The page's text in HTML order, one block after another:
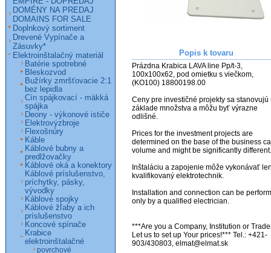
Popis k tovaru
Prázdna Krabica LAVA line Pp/t-3,
100x100x62, pod omietku s viečkom,
(KO100)
Ceny pre investičné projekty sa stanovujú
základe množstva a môžu byť výrazne
odlišné.
Prices for the investment projects are
determined on the base of the business
volume and might be significantly
Inštaláciu a zapojenie môže vykonávať
kvalifikovaný elektrotechnik.
Installation and connection can be
only by a qualified electrician.
***Are you a Company, Institution or
Let us to set up Your prices!*** Tel.: +421-
903/430803, elmat@elmat.sk
DOMÉNY NA PREDAJ
DOMAINS FOR SALE
Doplnkový sortiment
Drevené Vypínače a
Zásuvky*
Elektroinštalačný materiál
Batérie spotrebné
Bleskozvod
Bužírky zmršťovacie 2:1
bez lepidla
Cín spájkovací - mäkká
spájka
Deony - výkonové ističe
Elektrovýzbroje
Flexošnúry
Káble
Káblové bubny a
predlžovačky
Káblové oká a konektory
Káblové príslušenstvo,
príchytky, pásky,
vývodky
Káblové spojky
Káblové žľaby a ich
príslušenstvo
Koncové spínače
Krabice
elektroinštalačné
povrchové